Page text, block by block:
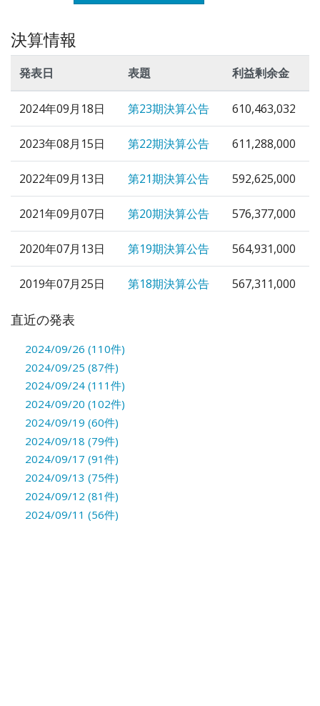
決算情報
発表日 表題 利益剰余金
2024年09月18日 第23期決算公告 610,463,032
2023年08月15日 第22期決算公告 611,288,000
2022年09月13日 第21期決算公告 592,625,000
2021年09月07日 第20期決算公告 576,377,000
2020年07月13日 第19期決算公告 564,931,000
2019年07月25日 第18期決算公告 567,311,000
直近の発表
2024/09/26 (110件)
2024/09/25 (87件)
2024/09/24 (111件)
2024/09/20 (102件)
2024/09/19 (60件)
2024/09/18 (79件)
2024/09/17 (91件)
2024/09/13 (75件)
2024/09/12 (81件)
2024/09/11 (56件)